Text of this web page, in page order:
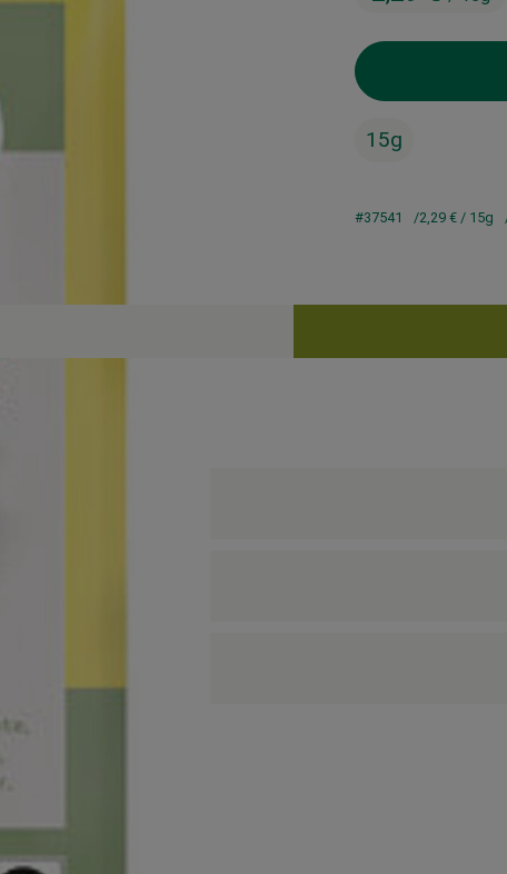
15g
#37541 2,29 € / 15g